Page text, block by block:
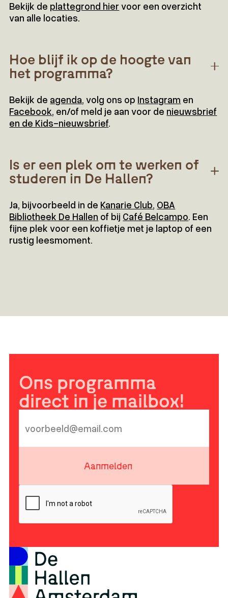
Bekijk de plattegrond hier voor een overzicht
van alle locaties.
Hoe blijf ik op de hoogte van
het programma?
Bekijk de agenda, volg ons op Instagram en
Facebook, en/of meld je aan voor de nieuwsbrief
en de Kids-nieuwsbrief.
Is er een plek om te werken of
studeren in De Hallen?
Ja, bijvoorbeeld in de Kanarie Club, OBA
Bibliotheek De Hallen of bij Café Belcampo. Een
fijne plek voor een koffietje met je laptop of een
rustig leesmoment.
Ons programma
direct in je mailbox!
Aanmelden